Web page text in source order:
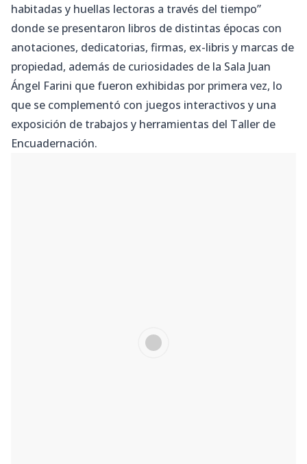
habitadas y huellas lectoras a través del tiempo”
donde se presentaron libros de distintas épocas con
anotaciones, dedicatorias, firmas, ex-libris y marcas de
propiedad, además de curiosidades de la Sala Juan
Ángel Farini que fueron exhibidas por primera vez, lo
que se complementó con juegos interactivos y una
exposición de trabajos y herramientas del Taller de
Encuadernación.